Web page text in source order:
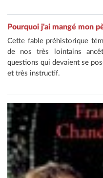
Pourquoi j'ai mangé mon
Cette fable préhistorique
de nos très lointains
questions qui devaient se
et très instructif.